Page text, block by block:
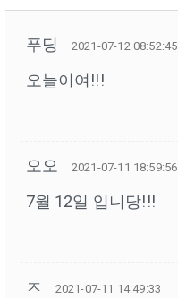
푸딩 2021-07-12 08:52:45
오늘이여!!!
오오 2021-07-11 18:59:56
7월 12일 입니당!!!
ㅈ 2021-07-11 14:49:33